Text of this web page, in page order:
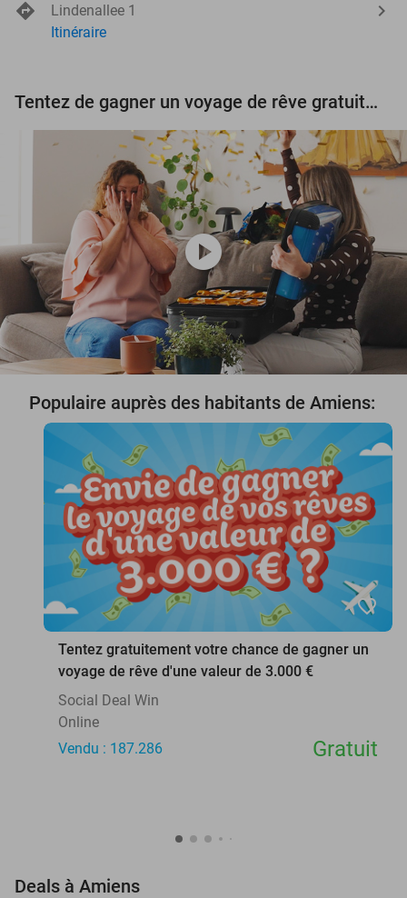
Lindenallee 1
Itinéraire
Tentez de gagner un voyage de rêve gratuit d'une valeur de 3.000 € !
play_circle
Populaire auprès des habitants de Amiens:
favorite_border
Tentez gratuitement votre chance de gagner un
voyage de rêve d'une valeur de 3.000 €
Social Deal Win
Online
Vendu : 187.286
Gratuit
Deals à Amiens